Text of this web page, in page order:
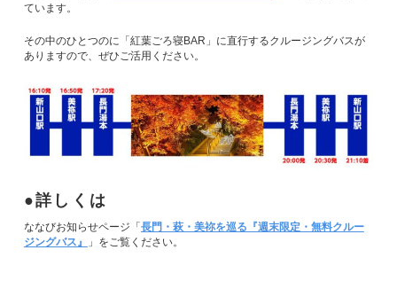
ています。
その中のひとつのに「紅葉ごろ寝BAR」に直行するクルージングバスが
ありますので、ぜひご活用ください。
詳しくは
ななびお知らせページ「長門・萩・美祢を巡る『週末限定・無料クルー
ジングバス』
」をご覧ください。